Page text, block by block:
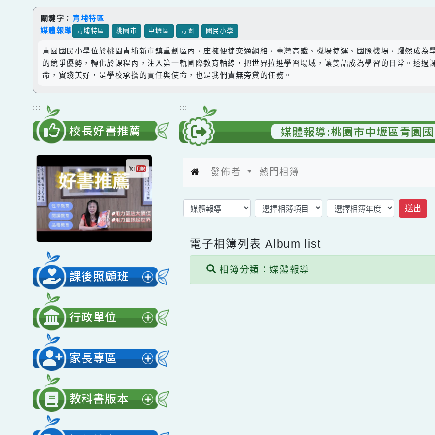
跳到主要內容
關鍵字：青埔特區
媒體報導
青埔特區 桃園市 中壢區 青園 國民小學
青園國民小學位於桃園青埔新市鎮重劃區內，座擁便捷交通網絡，臺灣高鐵、機場捷運、國際機場，躍
的競爭優勢，轉化於課程內，注入第一軌國際教育軸線，把世界拉進學習場域，讓雙語成為學習的日常
命，實踐美好，是學校承擔的責任與使命，也是我們責無旁貸的任務。
校長好書推薦
課後照顧班
展
開
選
單
展
開
選
單
展
開
媒體報導:桃園市中壢區
電子相簿列表Album list
相簿分類：媒體報導